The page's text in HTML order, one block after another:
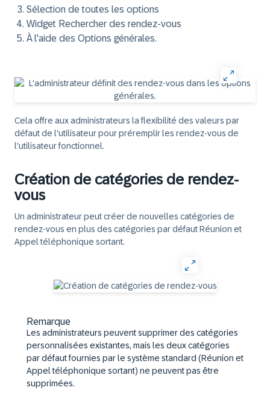
Sélection de toutes les options
Widget Rechercher des rendez-vous
À l'aide des Options générales.
Cela offre aux administrateurs la flexibilité des valeurs par
défaut de l'utilisateur pour préremplir les rendez-vous de
l'utilisateur fonctionnel.
Création de catégories de rendez-
vous
Un administrateur peut créer de nouvelles catégories de
rendez-vous en plus des catégories par défautRéunion et
Appel téléphonique sortant.
Remarque
Les administrateurs peuvent supprimer des catégories
personnalisées existantes, mais les deux catégories
par défaut fournies par le système standard (Réunion et
Appel téléphonique sortant) ne peuvent pas être
supprimées.